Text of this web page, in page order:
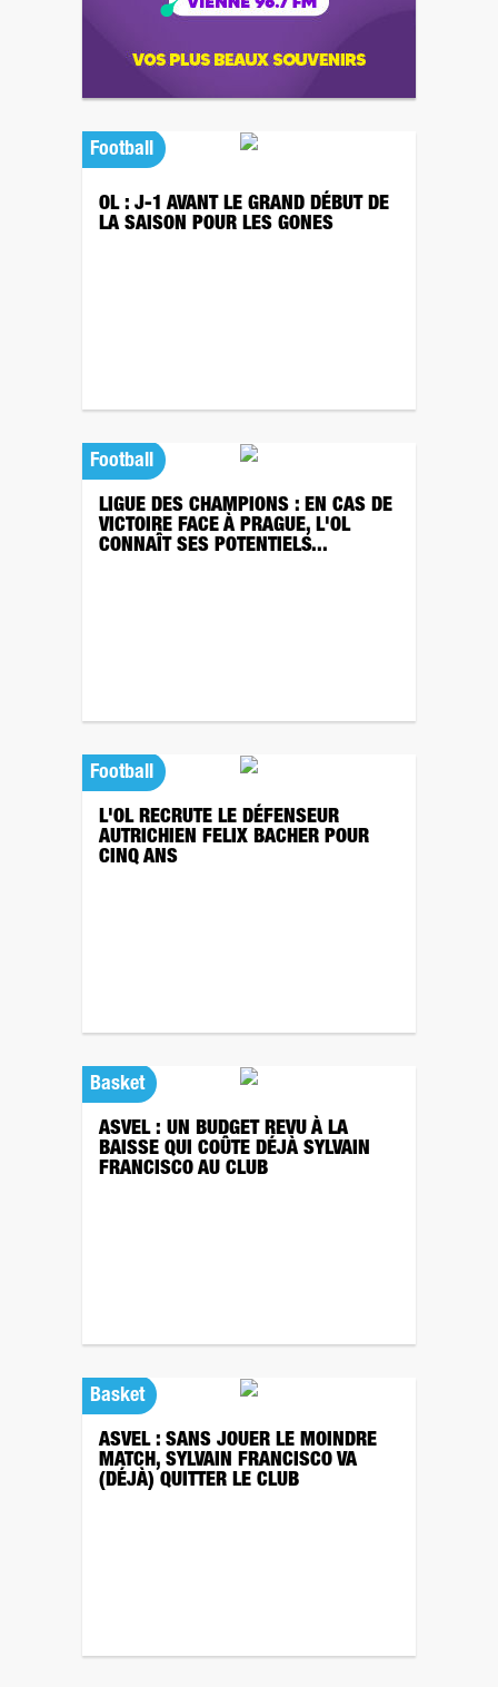
Football
OL : J-1 AVANT LE GRAND DÉBUT DE
LA SAISON POUR LES GONES
Football
LIGUE DES CHAMPIONS : EN CAS DE
VICTOIRE FACE À PRAGUE, L'OL
CONNAÎT SES POTENTIELS...
Football
L'OL RECRUTE LE DÉFENSEUR
AUTRICHIEN FELIX BACHER POUR
CINQ ANS
Basket
ASVEL : UN BUDGET REVU À LA
BAISSE QUI COÛTE DÉJÀ SYLVAIN
FRANCISCO AU CLUB
Basket
ASVEL : SANS JOUER LE MOINDRE
MATCH, SYLVAIN FRANCISCO VA
(DÉJÀ) QUITTER LE CLUB